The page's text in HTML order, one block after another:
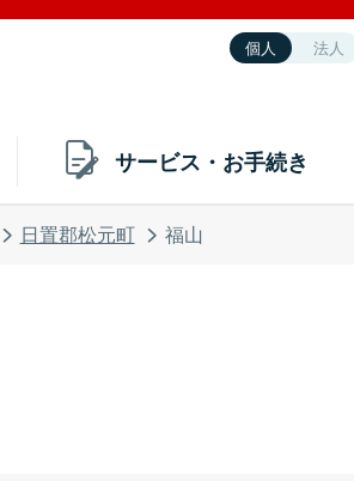
個人 法人
サービス・お手続き
日置郡松元町 福山